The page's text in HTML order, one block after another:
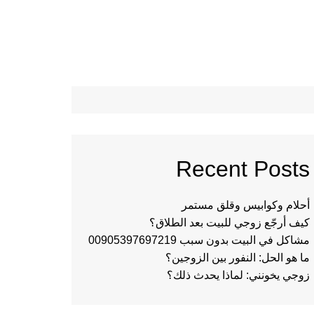
Recent Posts
أحلام وكوابيس وقلق مستمر
كيف أرجّع زوجي للبيت بعد الطلاق؟
مشاكل في البيت بدون سبب 00905397697219
ما هو الحل: النفور بين الزوجين؟
زوجي يخونني: لماذا يحدث ذلك؟